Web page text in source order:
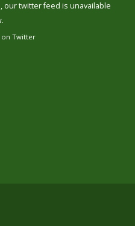
our twitter feed is unavailable
on Twitter